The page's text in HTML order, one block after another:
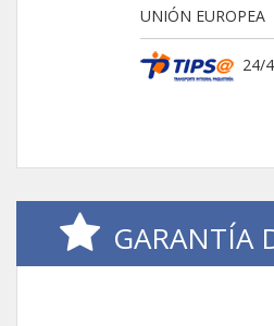
UNIÓN EUROPEA
24/
GARANTÍA